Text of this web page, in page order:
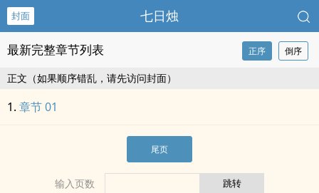
封面 七日烛
最新完整章节列表 正序 倒序
正文（如果顺序错乱，请先访问封面）
章节 01
尾页
输入页数